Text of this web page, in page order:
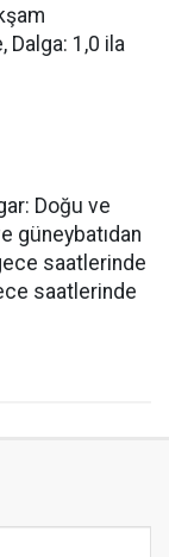
Dalga: 1,0 ila
Doğu ve
güneybatıdan
saatlerinde
saatlerinde